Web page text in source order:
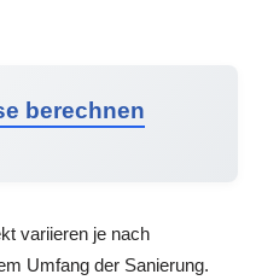
berechnen
variieren je nach
Umfang der Sanierung.